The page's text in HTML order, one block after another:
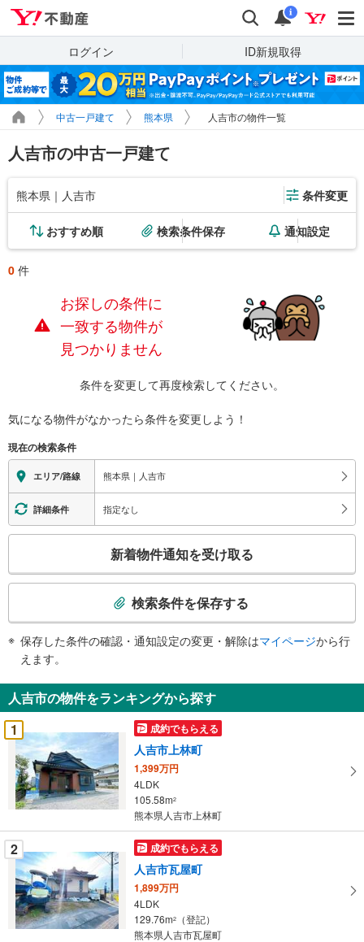
検索 通知
i
ログイン ID新規取得
中古一戸建て 熊本県 人吉市の物件一覧
人吉市の中古一戸建て
熊本県｜人吉市 条件変更
おすすめ順 検索条件保存 通知設定
0 件
お探しの条件に
一致する物件が
見つかりません
条件を変更して再度検索してください。
気になる物件がなかったら条件を変更しよう！
現在の検索条件
エリア/路線 熊本県｜人吉市
詳細条件 指定なし
検
知
を
受
け
取
る
・
条
件
を
マ
イ
ペ
ー
新着物件通知を受け取る
検索条件を保存する
保存した条件の確認・通知設定の変更・解除はマイページから行
えます。
人吉市の物件をランキングから探す
1
成約でもらえる
人吉市上林町
1,399万円
4LDK
105.58m2
熊本県人吉市上林町
2 成約でもらえる
人吉市瓦屋町
1,899万円
4LDK
129.76m2
（登記）
熊本県人吉市瓦屋町